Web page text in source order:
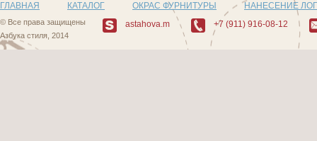
ГЛАВНАЯ КАТАЛОГ ОКРАС ФУРНИТУРЫ НАНЕСЕНИЕ
© Все права защищены
Азбука стиля, 2014
astahova.m +7 (911) 916-08-12